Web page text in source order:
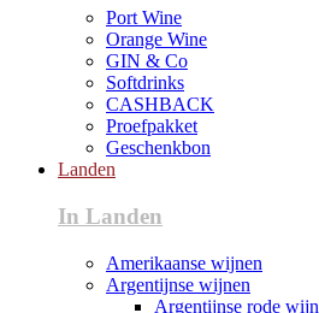
Port Wine
Orange Wine
GIN & Co
Softdrinks
CASHBACK
Proefpakket
Geschenkbon
Landen
In Landen
Amerikaanse wijnen
Argentijnse wijnen
Argentijnse rode